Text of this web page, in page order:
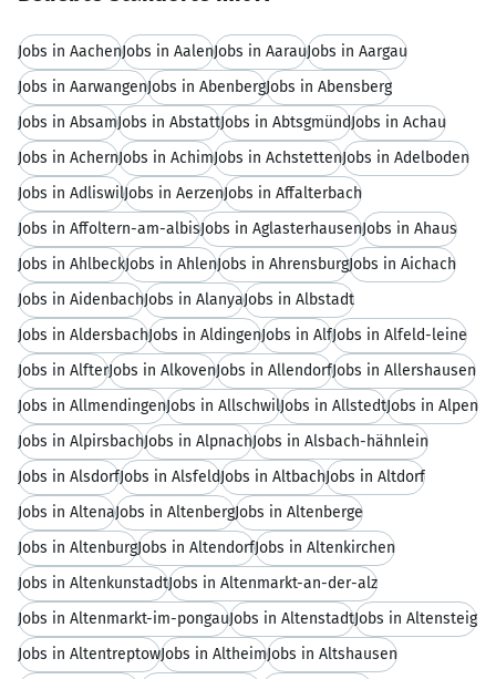
Jobs in AachenJobs in AalenJobs in AarauJobs in Aargau
Jobs in AarwangenJobs in AbenbergJobs in Abensberg
Jobs in AbsamJobs in AbstattJobs in AbtsgmündJobs in Achau
Jobs in AchernJobs in AchimJobs in AchstettenJobs in Adelboden
Jobs in AdliswilJobs in AerzenJobs in Affalterbach
Jobs in Affoltern-am-albisJobs in AglasterhausenJobs in Ahaus
Jobs in AhlbeckJobs in AhlenJobs in AhrensburgJobs in Aichach
Jobs in AidenbachJobs in AlanyaJobs in Albstadt
Jobs in AldersbachJobs in AldingenJobs in AlfJobs in Alfeld-leine
Jobs in AlfterJobs in AlkovenJobs in AllendorfJobs in Allershausen
Jobs in AllmendingenJobs in AllschwilJobs in AllstedtJobs in Alpen
Jobs in AlpirsbachJobs in AlpnachJobs in Alsbach-hähnlein
Jobs in AlsdorfJobs in AlsfeldJobs in AltbachJobs in Altdorf
Jobs in AltenaJobs in AltenbergJobs in Altenberge
Jobs in AltenburgJobs in AltendorfJobs in Altenkirchen
Jobs in AltenkunstadtJobs in Altenmarkt-an-der-alz
Jobs in Altenmarkt-im-pongauJobs in AltenstadtJobs in Altensteig
Jobs in AltentreptowJobs in AltheimJobs in Altshausen